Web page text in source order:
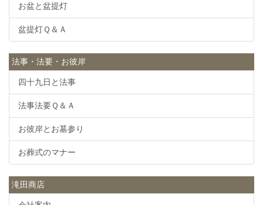
お盆と盆提灯
盆提灯Ｑ＆Ａ
法事・法要・お彼岸
四十九日と法事
法事法要Ｑ＆Ａ
お彼岸とお墓参り
お葬式のマナー
滝田商店